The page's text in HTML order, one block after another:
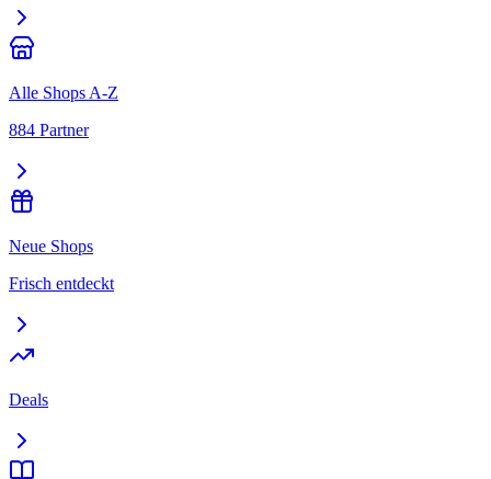
Alle Shops A-Z
884 Partner
Neue Shops
Frisch entdeckt
Deals